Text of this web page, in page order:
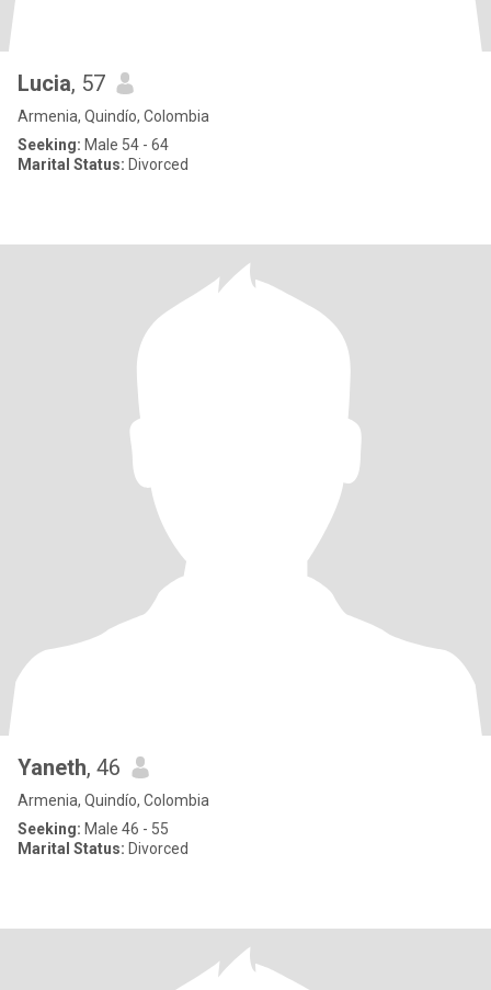
Lucia, 57
Armenia, Quindío, Colombia
Seeking: Male 54 - 64
Marital Status: Divorced
Yaneth, 46
Armenia, Quindío, Colombia
Seeking: Male 46 - 55
Marital Status: Divorced